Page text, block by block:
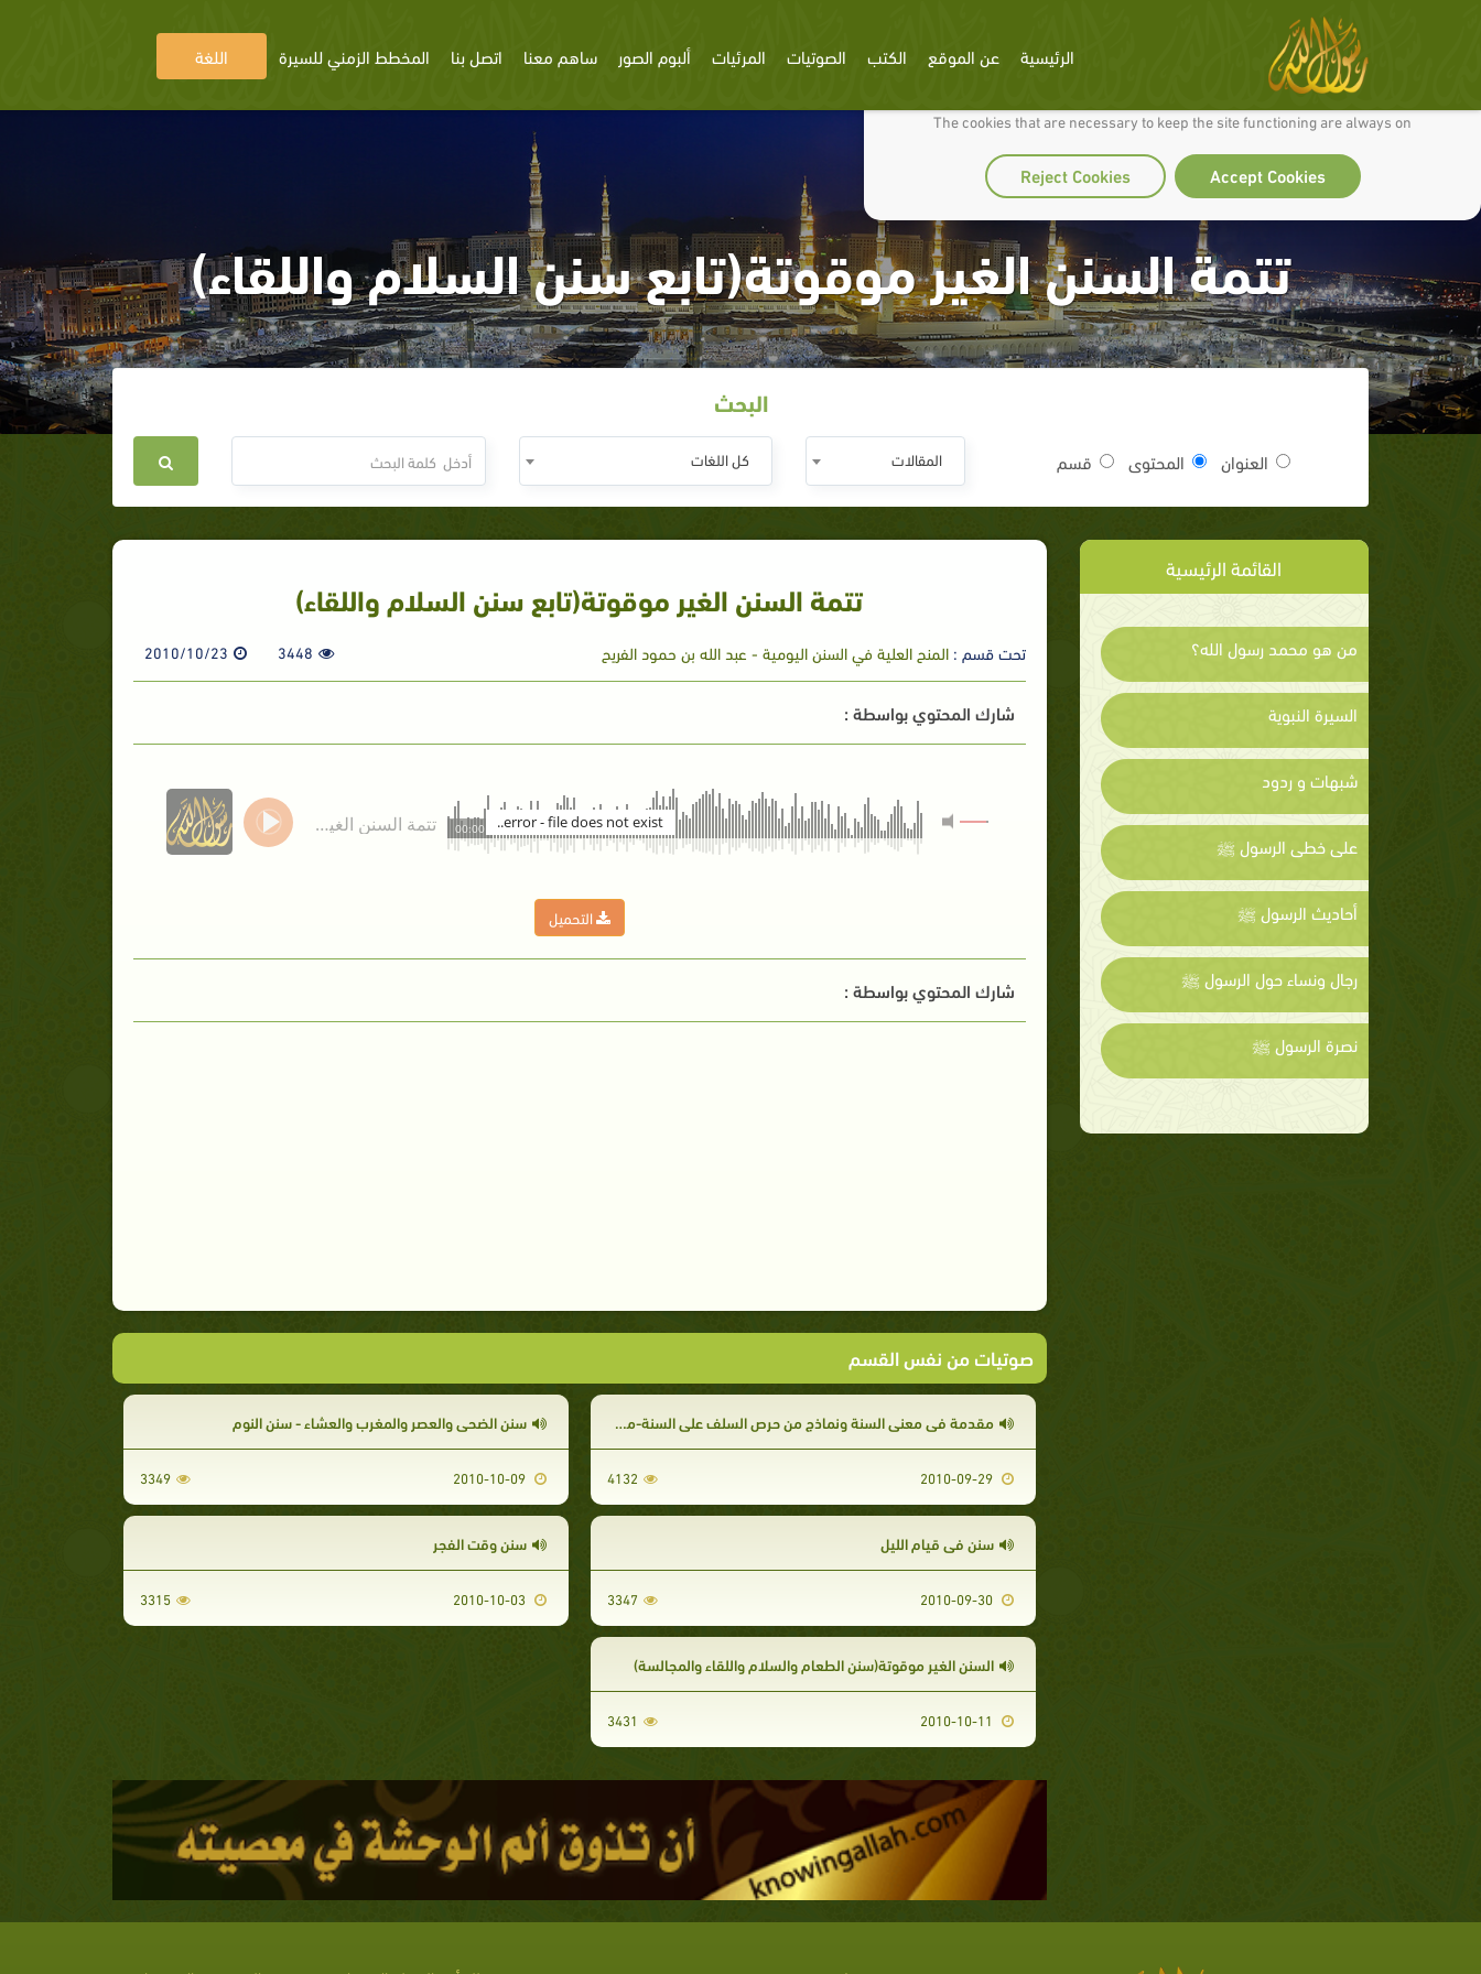
We use cookies to make our site work well for you and so we can continually improve it.
The cookies that are necessary to keep the site functioning are always on
Accept Cookies
Reject Cookies
الرئيسية عن الموقع الكتب الصوتيات المرئيات ألبوم الصور ساهم معنا اتصل بنا المخطط الزمني للسيرة اللغة
تتمة السنن الغير موقوتة(تابع سنن السلام واللقاء)
البحث
العنوان المحتوى قسم المقالات كل اللغات
القائمة الرئيسية
من هو محمد رسول الله؟
السيرة النبوية
شبهات و ردود
على خطى الرسول ﷺ
أحاديث الرسول ﷺ
رجال ونساء حول الرسول ﷺ
نصرة الرسول ﷺ
تتمة السنن الغير موقوتة(تابع سنن السلام واللقاء)
تحت قسم :المنح العلية في السنن اليومية - عبد الله بن حمود الفريح 3448
2010/10/23
شارك المحتوي بواسطة :
تتمة السنن الغير موقوتة(تابع سنن السلام واللقاء) 00:00 error - file does not exist..
التحميل
شارك المحتوي بواسطة :
صوتيات من نفس القسم
مقدمة في معنى السنة ونماذج من حرص السلف على السنة-من ثمرات اتباع السنة-وقت ما قبل الفجر-سنن الوضوء
2010-09-29
4132
سنن الضحى والعصر والمغرب والعشاء - سنن النوم
2010-10-09
3349
سنن في قيام الليل
2010-09-30
3347
سنن وقت الفجر
2010-10-03
3315
السنن الغير موقوتة(سنن الطعام والسلام واللقاء والمجالسة)
3431